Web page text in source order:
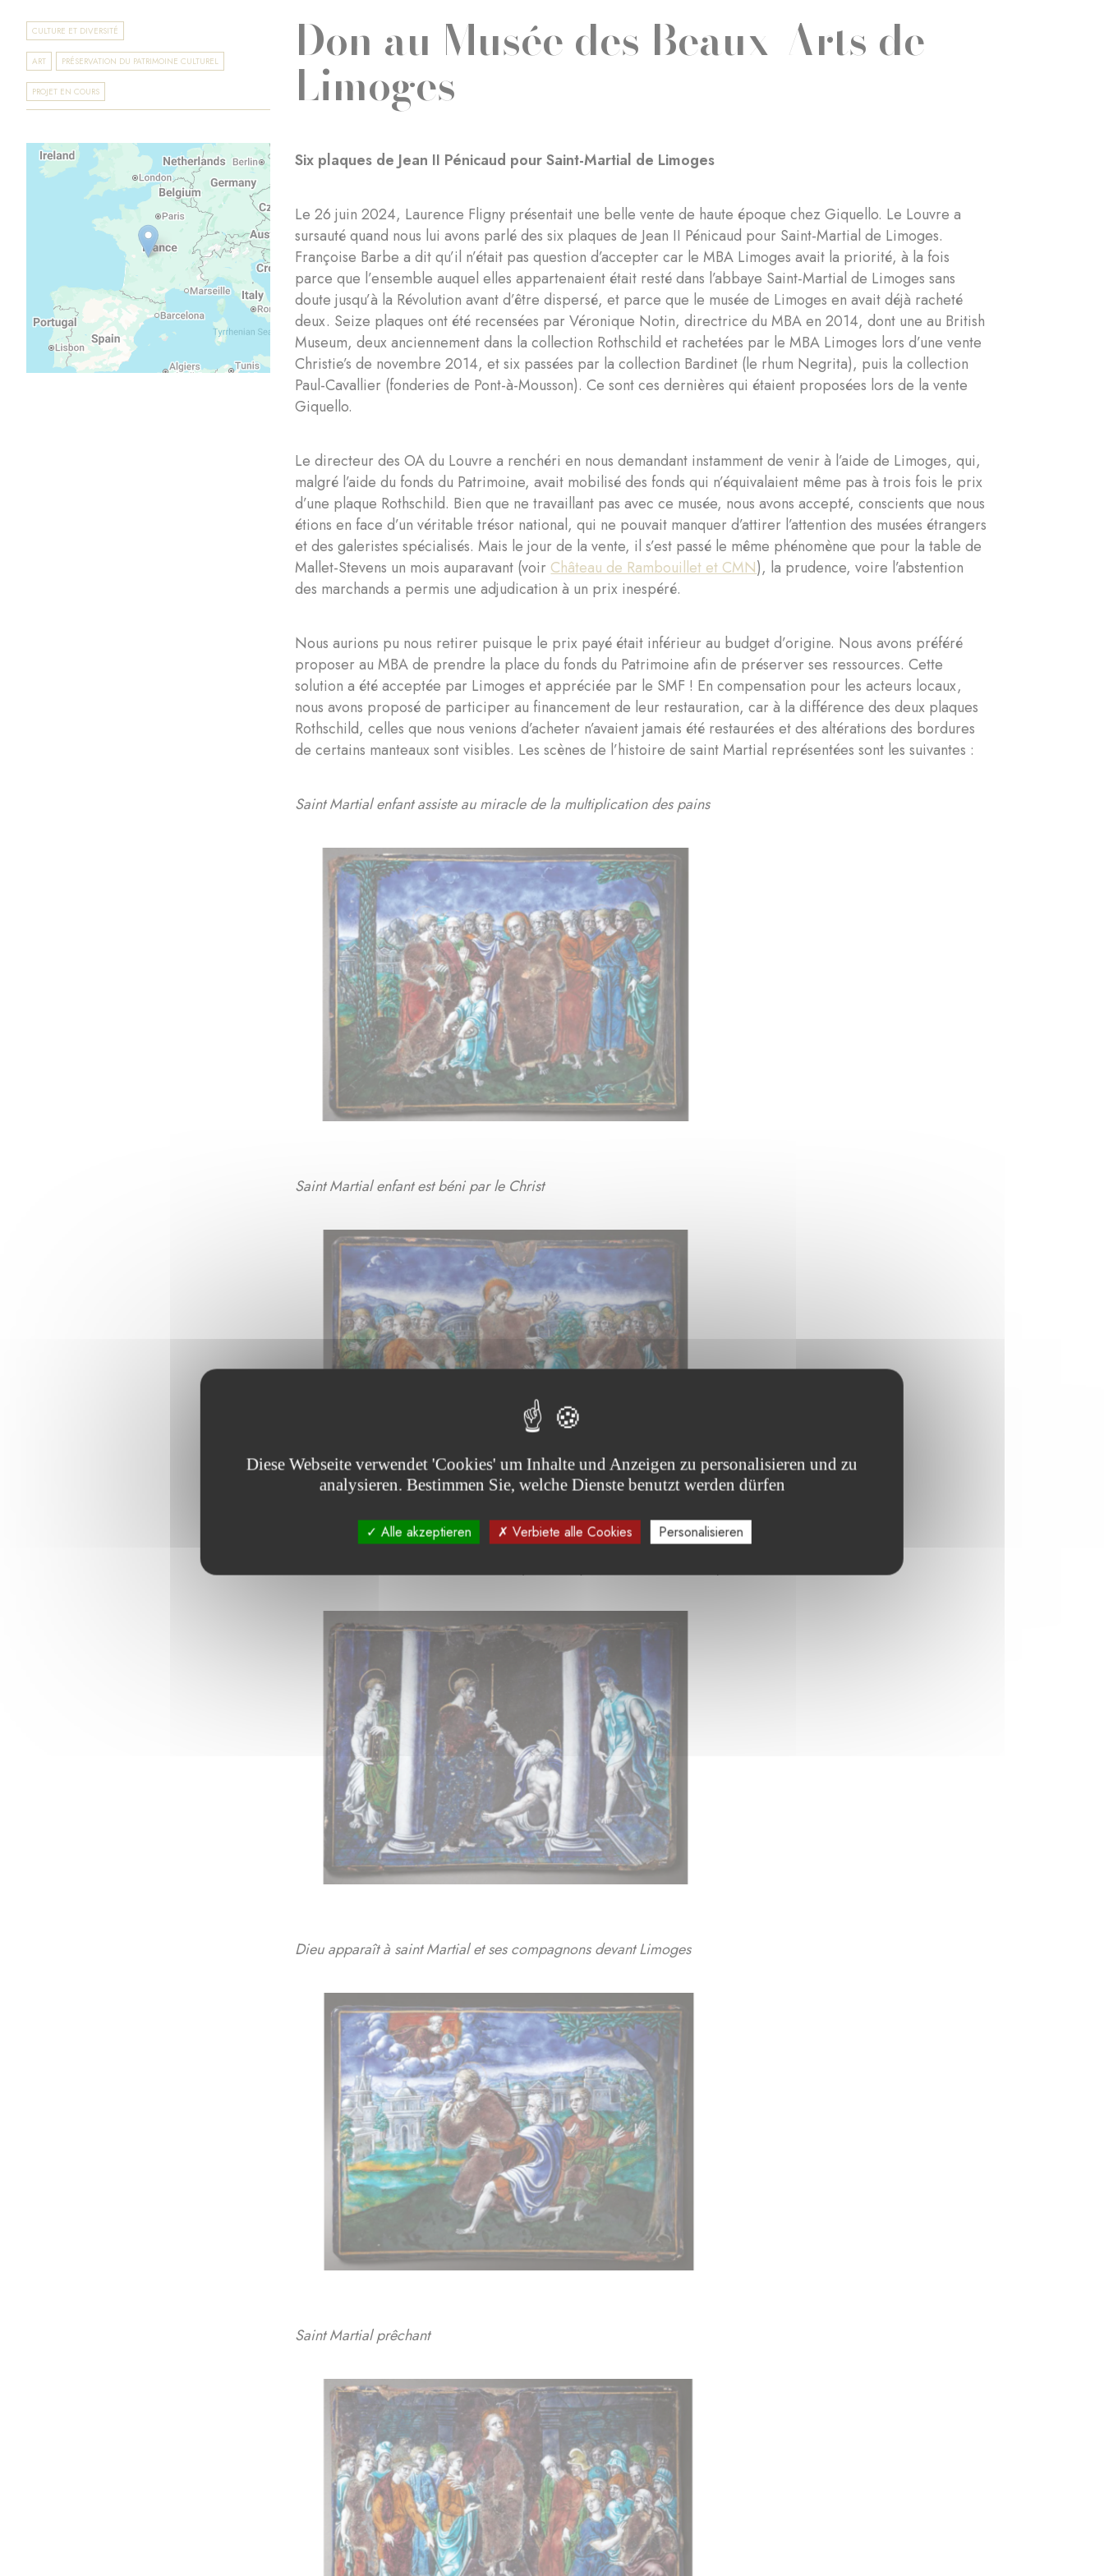
CULTURE ET DIVERSITÉ
ART PRÉSERVATION DU PATRIMOINE CULTUREL
PROJET EN COURS
Don au Musée des Beaux-Arts de
Limoges
Six plaques de Jean II Pénicaud pour Saint-Martial de Limoges
Le 26 juin 2024, Laurence Fligny présentait une belle vente de haute époque chez Giquello. Le Louvre a
sursauté quand nous lui avons parlé des six plaques de Jean II Pénicaud pour Saint-Martial de Limoges.
Françoise Barbe a dit qu’il n’était pas question d’accepter car le MBA Limoges avait la priorité, à la fois
parce que l’ensemble auquel elles appartenaient était resté dans l’abbaye Saint-Martial de Limoges sans
doute jusqu’à la Révolution avant d’être dispersé, et parce que le musée de Limoges en avait déjà racheté
deux. Seize plaques ont été recensées par Véronique Notin, directrice du MBA en 2014, dont une au British
Museum, deux anciennement dans la collection Rothschild et rachetées par le MBA Limoges lors d’une vente
Christie’s de novembre 2014, et six passées par la collection Bardinet (le rhum Negrita), puis la collection
Paul-Cavallier (fonderies de Pont-à-Mousson). Ce sont ces dernières qui étaient proposées lors de la vente
Giquello.
Le directeur des OA du Louvre a renchéri en nous demandant instamment de venir à l’aide de Limoges, qui,
malgré l’aide du fonds du Patrimoine, avait mobilisé des fonds qui n’équivalaient même pas à trois fois le prix
d’une plaque Rothschild. Bien que ne travaillant pas avec ce musée, nous avons accepté, conscients que nous
étions en face d’un véritable trésor national, qui ne pouvait manquer d’attirer l’attention des musées étrangers
et des galeristes spécialisés. Mais le jour de la vente, il s’est passé le même phénomène que pour la table de
Mallet-Stevens un mois auparavant (voir Château de Rambouillet et CMN), la prudence, voire l’abstention
des marchands a permis une adjudication à un prix inespéré.
Nous aurions pu nous retirer puisque le prix payé était inférieur au budget d’origine. Nous avons préféré
proposer au MBA de prendre la place du fonds du Patrimoine afin de préserver ses ressources. Cette
solution a été acceptée par Limoges et appréciée par le SMF ! En compensation pour les acteurs locaux,
nous avons proposé de participer au financement de leur restauration, car à la différence des deux plaques
Rothschild, celles que nous venions d’acheter n’avaient jamais été restaurées et des altérations des bordures
de certains manteaux sont visibles. Les scènes de l’histoire de saint Martial représentées sont les suivantes :
Saint Martial enfant assiste au miracle de la multiplication des pains
Saint Martial enfant est béni par le Christ
Dieu apparaît à saint Martial et ses compagnons devant Limoges
Saint Martial prêchant
Diese Webseite verwendet 'Cookies' um Inhalte und Anzeigen zu personalisieren und zu
analysieren. Bestimmen Sie, welche Dienste benutzt werden dürfen
Alle akzeptieren Verbiete alle Cookies Personalisieren